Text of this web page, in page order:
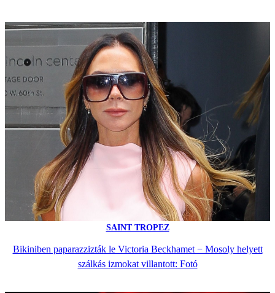
SAINT TROPEZ
Bikiniben paparazzizták le Victoria Beckhamet − Mosoly helyett
szálkás izmokat villantott: Fotó